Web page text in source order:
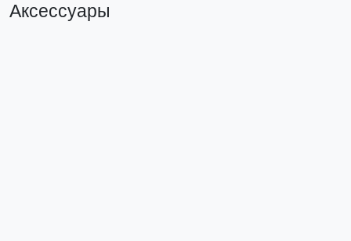
Аксессуары